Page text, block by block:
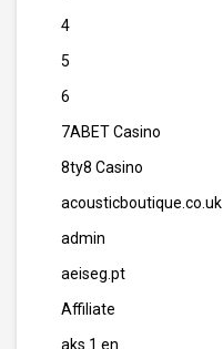
4
5
6
7ABET Casino
8ty8 Casino
acousticboutique.co.uk
admin
aeiseg.pt
Affiliate
aks 1 en